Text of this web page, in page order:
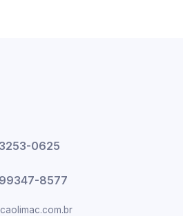
0625
8577